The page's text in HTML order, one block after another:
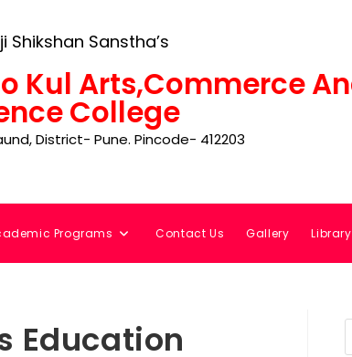
Shikshan Sanstha’s
Kul Arts,Commerce
College
District- Pune. Pincode- 412203
Programs Contact Us Gallery Library
​​Education